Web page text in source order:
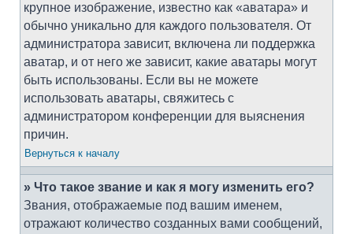
крупное изображение, известно как «аватара» и
обычно уникально для каждого пользователя. От
администратора зависит, включена ли поддержка
аватар, и от него же зависит, какие аватары могут
быть использованы. Если вы не можете
использовать аватары, свяжитесь с
администратором конференции для выяснения
причин.
Вернуться к началу
» Что такое звание и как я могу изменить его?
Звания, отображаемые под вашим именем,
отражают количество созданных вами сообщений,